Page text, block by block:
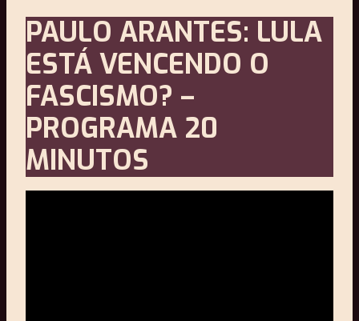
PAULO ARANTES: LULA
ESTÁ VENCENDO O
FASCISMO? –
PROGRAMA 20
MINUTOS